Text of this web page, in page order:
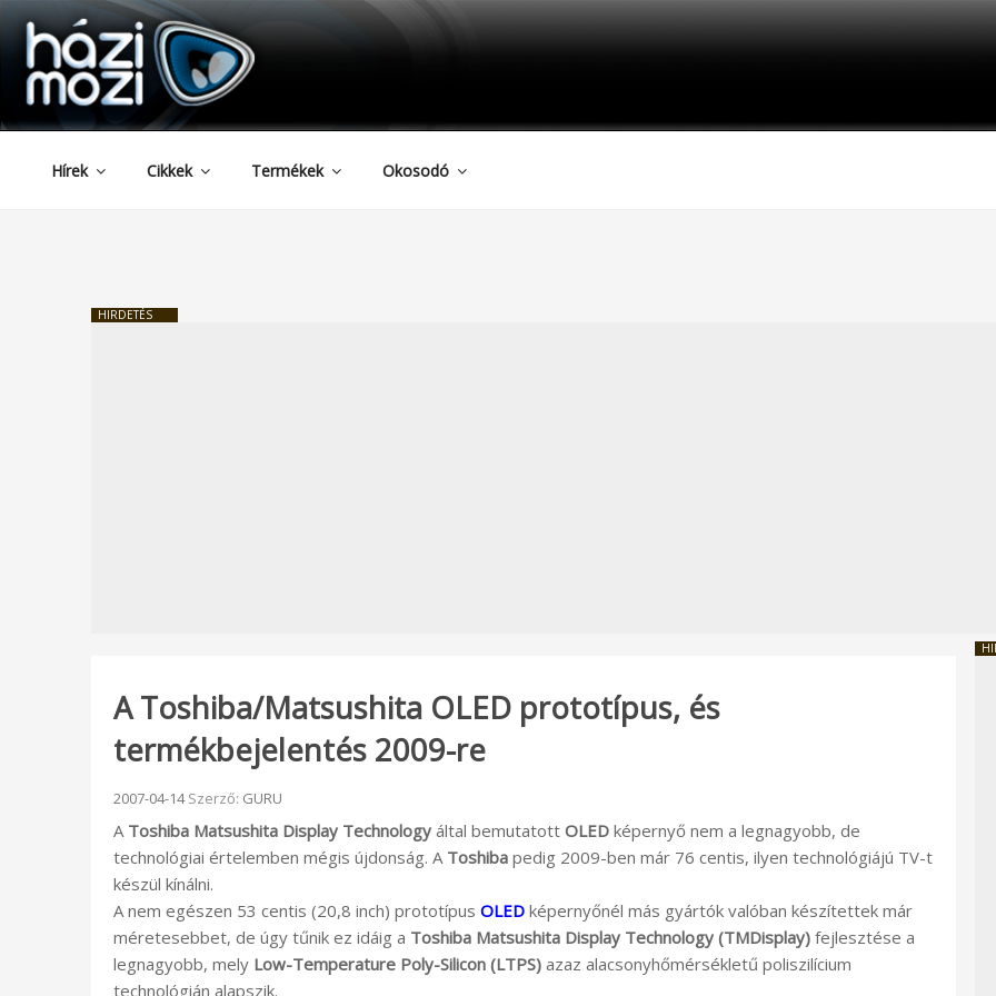
Tartalomhoz
HAZIMOZI
Hírek Cikkek Termékek Okosodó
HIRDETÉS
A Toshiba/Matsushita OLED prototípus, és
termékbejelentés 2009-re
Beküldve:
2007-04-14Szerző: GURU
A Toshiba Matsushita Display Technology által bemutatott OLED képernyő nem a legnagyobb, de
technológiai értelemben mégis újdonság. A Toshiba pedig 2009-ben már 76 centis, ilyen technológiájú TV-t
készül kínálni.
A nem egészen 53 centis (20,8 inch) prototípus OLED képernyőnél más gyártók valóban készítettek már
méretesebbet, de úgy tűnik ez idáig a Toshiba Matsushita Display Technology (TMDisplay) fejlesztése a
legnagyobb, mely Low-Temperature Poly-Silicon (LTPS) azaz alacsonyhőmérsékletű poliszilícium
technológián alapszik.